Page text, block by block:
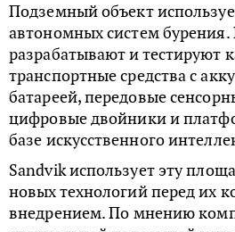
Подземный объект
автономных систем
разрабатывают и тестируют
транспортные средства с
батареей, передовые
цифровые двойники и
базе искусственного
Sandvik использует эту
новых технологий перед их
внедрением. По мнению